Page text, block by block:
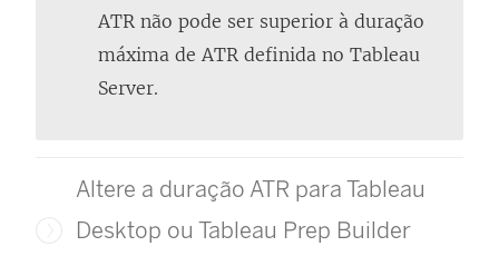
ATR não pode ser superior à duração
máxima de ATR definida no Tableau
Server.
Altere a duração ATR para Tableau
Desktop ou Tableau Prep Builder